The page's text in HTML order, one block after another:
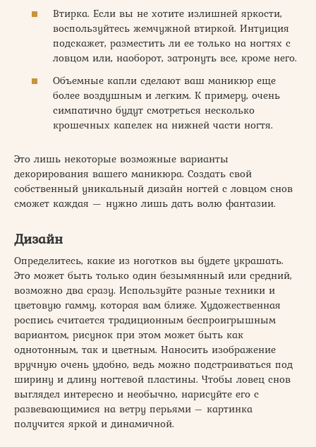
Втирка. Если вы не хотите излишней яркости,
воспользуйтесь жемчужной втиркой. Интуиция
подскажет, разместить ли ее только на ногтях с
ловцом или, наоборот, затронуть все, кроме него.
Объемные капли сделают ваш маникюр еще
более воздушным и легким. К примеру, очень
симпатично будут смотреться несколько
крошечных капелек на нижней части ногтя.
Это лишь некоторые возможные варианты
декорирования вашего маникюра. Создать свой
собственный уникальный дизайн ногтей с ловцом снов
сможет каждая — нужно лишь дать волю фантазии.
Дизайн
Определитесь, какие из ноготков вы будете украшать.
Это может быть только один безымянный или средний,
возможно два сразу. Используйте разные техники и
цветовую гамму, которая вам ближе. Художественная
роспись считается традиционным беспроигрышным
вариантом, рисунок при этом может быть как
однотонным, так и цветным. Наносить изображение
вручную очень удобно, ведь можно подстраиваться под
ширину и длину ногтевой пластины. Чтобы ловец снов
выглядел интересно и необычно, нарисуйте его с
развевающимися на ветру перьями – картинка
получится яркой и динамичной.